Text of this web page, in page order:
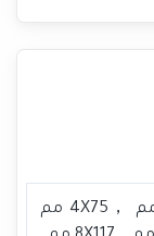
2X49 مم, 3X61 مم ，3X61 مم ，4X75 مم